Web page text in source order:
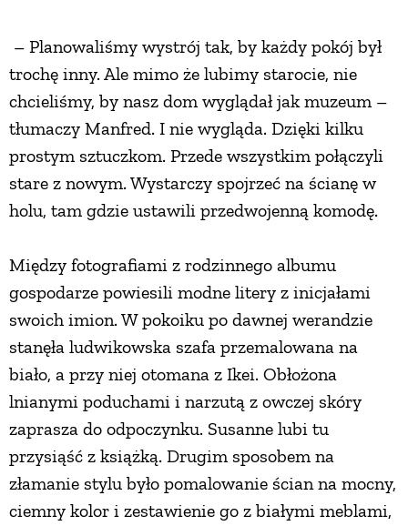
– Planowaliśmy wystrój tak, by każdy pokój był
trochę inny. Ale mimo że lubimy starocie, nie
chcieliśmy, by nasz dom wyglądał jak muzeum –
tłumaczy Manfred. I nie wygląda. Dzięki kilku
prostym sztuczkom. Przede wszystkim połączyli
stare z nowym. Wystarczy spojrzeć na ścianę w
holu, tam gdzie ustawili przedwojenną komodę.
Między fotografiami z rodzinnego albumu
gospodarze powiesili modne litery z inicjałami
swoich imion. W pokoiku po dawnej werandzie
stanęła ludwikowska szafa przemalowana na
biało, a przy niej otomana z Ikei. Obłożona
lnianymi poduchami i narzutą z owczej skóry
zaprasza do odpoczynku. Susanne lubi tu
przysiąść z książką. Drugim sposobem na
złamanie stylu było pomalowanie ścian na mocny,
ciemny kolor i zestawienie go z białymi meblami,